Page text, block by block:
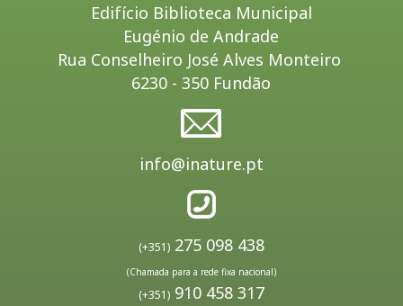
Edifício Biblioteca Municipal
Eugénio de Andrade
Rua Conselheiro José Alves Monteiro
6230 - 350 Fundão
info@inature.pt
(+351) 275 098 438
(Chamada para a rede fixa nacional)
(+351) 910 458 317